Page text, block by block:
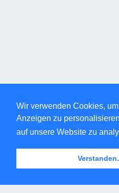
Wir verwenden Cookies,
Anzeigen zu
auf unsere Website zu
Verstanden.